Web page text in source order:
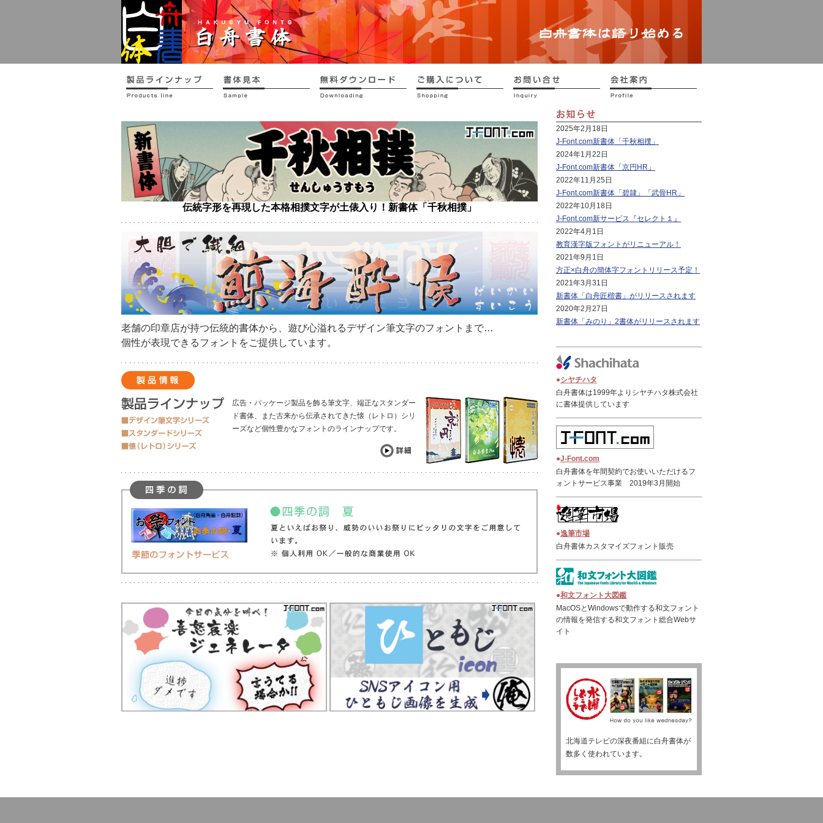
伝統字形を再現した本格相撲文字が土俵入り！新書体「千秋相撲」
老舗の印章店が持つ伝統的書体から、遊び心溢れるデザイン筆文字のフォントまで…
個性が表現できるフォントをご提供しています。
広告・パッケージ製品を飾る筆文字、端正なスタンダー
ド書体、また古来から伝承されてきた懐（レトロ）シリ
ーズなど個性豊かなフォントのラインナップです。
2025年2月18日
J-Font.com新書体「千秋相撲」
2024年1月22日
J-Font.com新書体「京円HR」
2022年11月25日
J-Font.com新書体「碧隷」「武骨HR」
2022年10月18日
J-Font.com新サービス『セレクト１』
2022年4月1日
教育漢字版フォントがリニューアル！
2021年9月1日
方正×白舟の簡体字フォントリリース予定！
2021年3月31日
新書体「白舟匠楷書」がリリースされます
2020年2月27日
新書体「みのり」2書体がリリースされます
●シヤチハタ
白舟書体は1999年よりシヤチハタ株式会社
に書体提供しています
●J-Font.com
白舟書体を年間契約でお使いいただけるフ
ォントサービス事業 2019年3月開始
●逸筆市場
白舟書体カスタマイズフォント販売
●和文フォント大図鑑
MacOSとWindowsで動作する和文フォント
の情報を発信する和文フォント総合Webサ
イト
北海道テレビの深夜番組に白舟書体が
数多く使われています。